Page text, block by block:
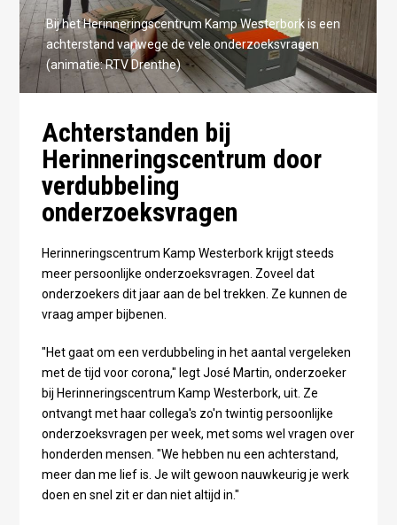
Bij het Herinneringscentrum Kamp Westerbork is een
achterstand vanwege de vele onderzoeksvragen
(animatie: RTV Drenthe)
Achterstanden bij
Herinneringscentrum door
verdubbeling
onderzoeksvragen
Herinneringscentrum Kamp Westerbork krijgt steeds
meer persoonlijke onderzoeksvragen. Zoveel dat
onderzoekers dit jaar aan de bel trekken. Ze kunnen de
vraag amper bijbenen.
"Het gaat om een verdubbeling in het aantal vergeleken
met de tijd voor corona," legt José Martin, onderzoeker
bij Herinneringscentrum Kamp Westerbork, uit. Ze
ontvangt met haar collega's zo'n twintig persoonlijke
onderzoeksvragen per week, met soms wel vragen over
honderden mensen. "We hebben nu een achterstand,
meer dan me lief is. Je wilt gewoon nauwkeurig je werk
doen en snel zit er dan niet altijd in."